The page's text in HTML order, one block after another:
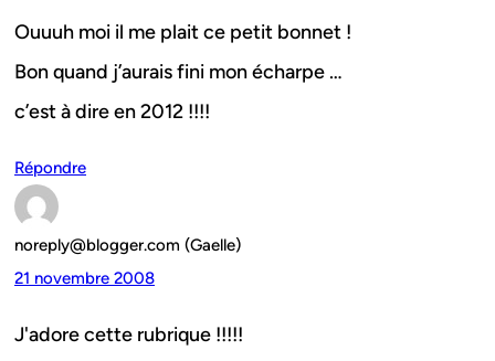
Ouuuh moi il me plait ce petit bonnet !
Bon quand j’aurais fini mon écharpe …
c’est à dire en 2012 !!!!
Répondre
noreply@blogger.com (Gaelle)
21 novembre 2008
J'adore cette rubrique !!!!!